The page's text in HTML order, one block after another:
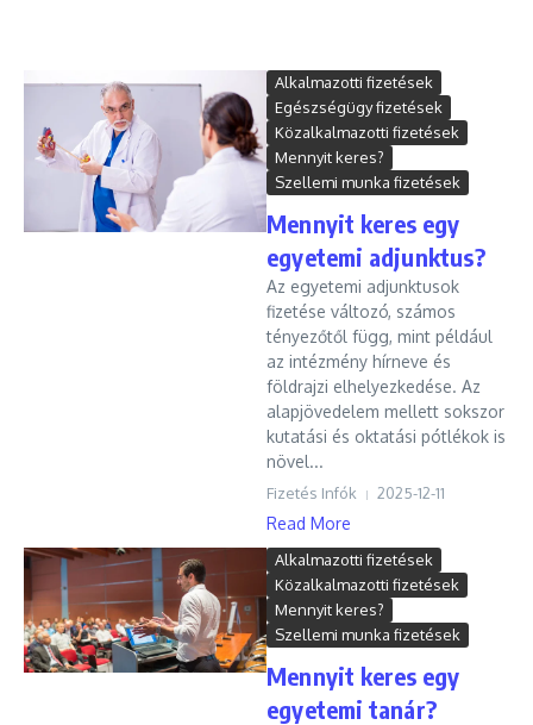
Alkalmazotti fizetések
Egészségügy fizetések
Közalkalmazotti fizetések
Mennyit keres?
Szellemi munka fizetések
Mennyit keres egy
egyetemi adjunktus?
Az egyetemi adjunktusok
fizetése változó, számos
tényezőtől függ, mint például
az intézmény hírneve és
földrajzi elhelyezkedése. Az
alapjövedelem mellett sokszor
kutatási és oktatási pótlékok is
növel...
Fizetés Infók 2025-12-11
Read More
Alkalmazotti fizetések
Közalkalmazotti fizetések
Mennyit keres?
Szellemi munka fizetések
Mennyit keres egy
egyetemi tanár?